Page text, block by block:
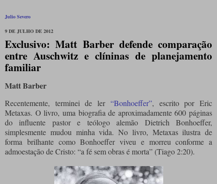
Julio Severo
9 DE JULHO DE 2012
Exclusivo: Matt Barber defende comparação
entre Auschwitz e clíninas de planejamento
familiar
Matt Barber
Recentemente, terminei de ler “Bonhoeffer”, escrito por Eric
Metaxas. O livro, uma biografia de aproximadamente 600 páginas
do influente pastor e teólogo alemão Dietrich Bonhoeffer,
simplesmente mudou minha vida. No livro, Metaxas ilustra de
forma brilhante como Bonhoeffer viveu e morreu conforme a
admoestação de Cristo: “a fé sem obras é morta” (Tiago 2:20).